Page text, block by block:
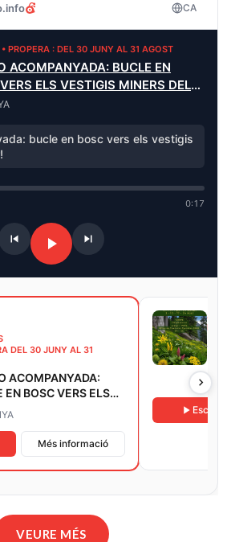
CA
PROPERA : DEL 30 JUNY AL 31 AGOST
ACOMPANYADA: BUCLE EN
ELS VESTIGIS MINERS DEL
bucle en bosc vers els vestigis
0:17
DEL 30 JUNY AL 31
ACOMPANYADA:
EN BOSC VERS ELS
MINERS DEL
Més informació
8
Escoltar
VEURE MÉS